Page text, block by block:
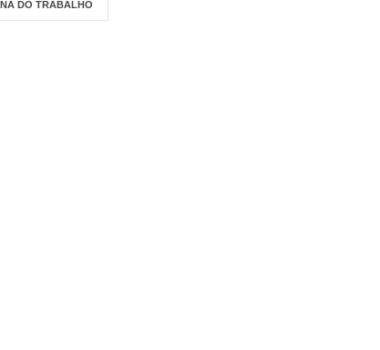
DO TRABALHO